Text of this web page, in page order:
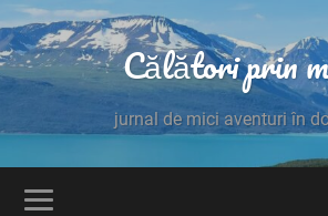
Călători prin
jurnal de mici aventuri în